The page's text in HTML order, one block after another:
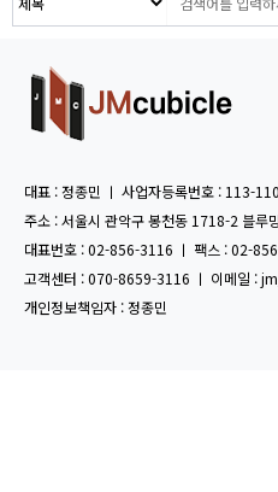
대표 : 정종민 ㅣ 사업자등록번호 : 113-
주소 : 서울시 관악구 봉천동 1718-2 블루
대표번호 : 02-856-3116 ㅣ 팩스 : 02-
고객센터 : 070-8659-3116 ㅣ 이메일 :
개인정보책임자 : 정종민